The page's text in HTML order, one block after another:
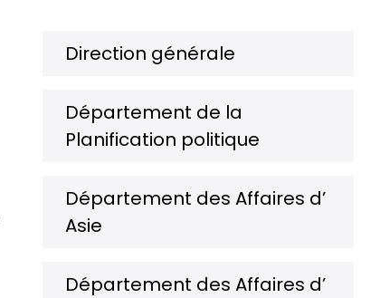
Direction générale
Département de la
Planification politique
Département des Affaires d’
Asie
Département des Affaires d’